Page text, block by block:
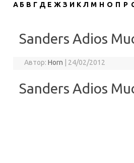
А Б В Г Д Е Ж З И К Л М Н О П Р
Sanders Adios
Автор:Horn 24/02/2012
Sanders Adios